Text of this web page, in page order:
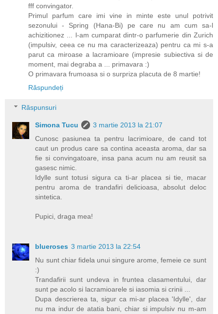
fff convingator.
Primul parfum care imi vine in minte este unul potrivit
sezonului - Spring (Hana-Bi) pe care nu am cum sa-l
achizitionez ... l-am cumparat dintr-o parfumerie din Zurich
(impulsiv, ceea ce nu ma caracterizeaza) pentru ca mi s-a
parut ca miroase a lacramioare (impresie subiectiva si de
moment, mai degraba a ... primavara :)
O primavara frumoasa si o surpriza placuta de 8 martie!
Răspundeți
Răspunsuri
Simona Tucu
3 martie 2013 la 21:07
Cunosc pasiunea ta pentru lacrimioare, de cand tot
caut un produs care sa contina aceasta aroma, dar sa
fie si convingatoare, insa pana acum nu am reusit sa
gasesc nimic.
Idylle sunt totusi sigura ca ti-ar placea si tie, macar
pentru aroma de trandafiri delicioasa, absolut deloc
sintetica.
Pupici, draga mea!
blueroses 3 martie 2013 la 22:54
Nu sunt chiar fidela unui singure arome, femeie ce sunt
:)
Trandafirii sunt undeva in fruntea clasamentului, dar
sunt pe acolo si lacramioarele si iasomia si crinii ...
Dupa descrierea ta, sigur ca mi-ar placea 'Idylle', dar
nu ma indur de atatia bani, chiar si impulsiv nu m-am